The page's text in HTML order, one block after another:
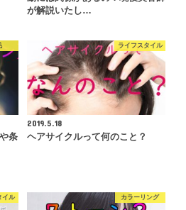
が解説いたし…
条
ライフスタイル
2019.5.18
ヘアサイクルって何のこと？
イル カラーリング